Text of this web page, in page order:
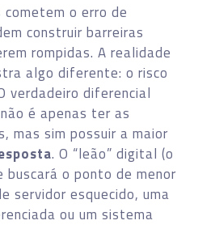
o erro de
construir barreiras
rompidas. A realidade
algo diferente: o risco
verdadeiro diferencial
é apenas ter as
mas sim possuir a maior
. O “leão” digital (o
buscará o ponto de menor
servidor esquecido, uma
ou um sistema